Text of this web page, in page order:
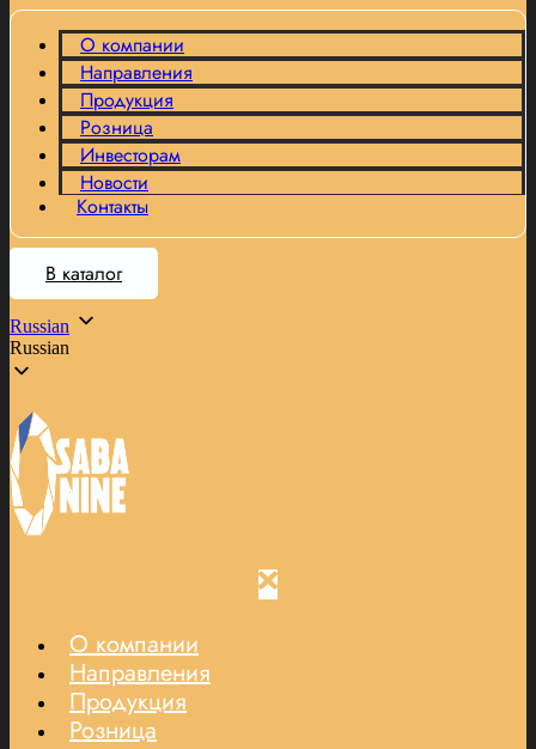
О компании
Направления
Продукция
Розница
Инвесторам
Новости
Контакты
В каталог
Russian
Russian
О компании
Направления
Продукция
Розница